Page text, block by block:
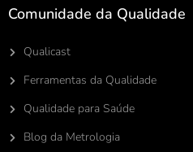
Comunidade da Qualidade
Qualicast
Ferramentas da Qualidade
Qualidade para Saúde
Blog da Metrologia